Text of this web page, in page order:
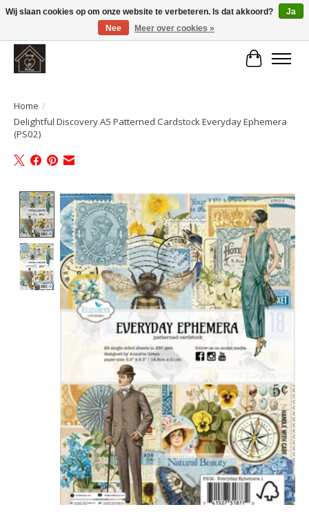
Large selection of products and fast shipping!
Home /
Delightful Discovery A5 Patterned Cardstock Everyday Ephemera
(PS02)
Product image slideshow Items
Wij slaan cookies op om onze website te verbeteren. Is dat akkoord?
Ja
Nee
Meer over cookies »